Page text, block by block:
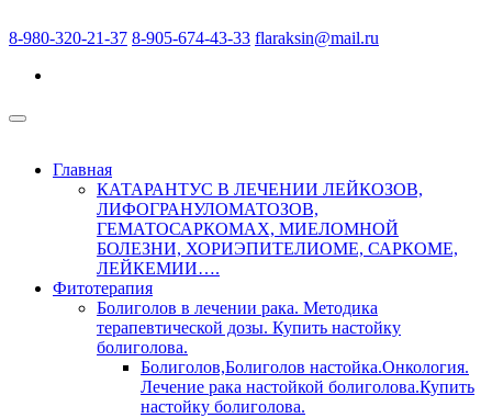
8-980-320-21-37 8-905-674-43-33 flaraksin@mail.ru
Главная
КАТАРАНТУС В ЛЕЧЕНИИ ЛЕЙКОЗОВ,
ЛИФОГРАНУЛОМАТОЗОВ,
ГЕМАТОСАРКОМАХ, МИЕЛОМНОЙ
БОЛЕЗНИ, ХОРИЭПИТЕЛИОМЕ, САРКОМЕ,
ЛЕЙКЕМИИ….
Фитотерапия
Болиголов в лечении рака. Методика
терапевтической дозы. Купить настойку
болиголова.
Болиголов,Болиголов настойка.Онкология.
Лечение рака настойкой болиголова.Купить
настойку болиголова.